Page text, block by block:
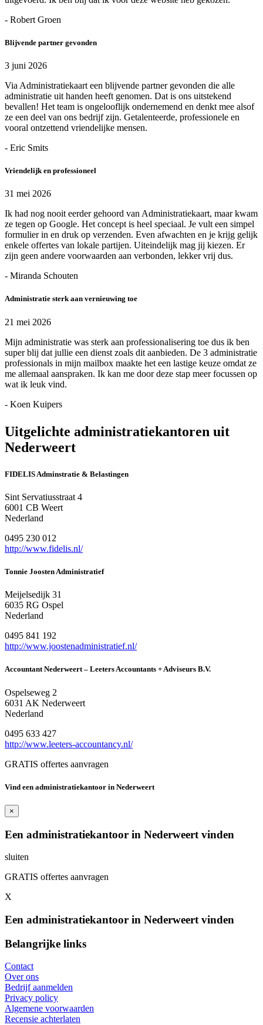
- Robert Groen
Blijvende partner gevonden
3 juni 2026
Via Administratiekaart een blijvende partner gevonden die alle
administratie uit handen heeft genomen. Dat is ons uitstekend
bevallen! Het team is ongelooflijk ondernemend en denkt mee alsof
ze een deel van ons bedrijf zijn. Getalenteerde, professionele en
vooral ontzettend vriendelijke mensen.
- Eric Smits
Vriendelijk en professioneel
31 mei 2026
Ik had nog nooit eerder gehoord van Administratiekaart, maar kwam
ze tegen op Google. Het concept is heel speciaal. Je vult een simpel
formulier in en druk op verzenden. Even afwachten en je krijg gelijk
enkele offertes van lokale partijen. Uiteindelijk mag jij kiezen. Er
zijn geen andere voorwaarden aan verbonden, lekker vrij dus.
- Miranda Schouten
Administratie sterk aan vernieuwing toe
21 mei 2026
Mijn administratie was sterk aan professionalisering toe dus ik ben
super blij dat jullie een dienst zoals dit aanbieden. De 3 administratie
professionals in mijn mailbox maakte het een lastige keuze omdat ze
me allemaal aanspraken. Ik kan me door deze stap meer focussen op
wat ik leuk vind.
- Koen Kuipers
Uitgelichte administratiekantoren uit
Nederweert
FIDELIS Adminstratie & Belastingen
Sint Servatiusstraat 4
6001 CB Weert
Nederland
0495 230 012
http://www.fidelis.nl/
Tonnie Joosten Administratief
Meijelsedijk 31
6035 RG Ospel
Nederland
0495 841 192
http://www.joostenadministratief.nl/
Accountant Nederweert – Leeters Accountants + Adviseurs B.V.
Ospelseweg 2
6031 AK Nederweert
Nederland
0495 633 427
http://www.leeters-accountancy.nl/
GRATIS offertes aanvragen
Vind een administratiekantoor in Nederweert
×
Een administratiekantoor in Nederweert vinden
sluiten
GRATIS offertes aanvragen
X
Een administratiekantoor in Nederweert vinden
Belangrijke links
Contact
Over ons
Bedrijf aanmelden
Privacy policy
Algemene voorwaarden
Recensie achterlaten